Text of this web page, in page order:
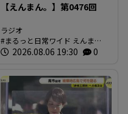
【えんまん。】第0476回
ラジオ
まるっと日常ワイド えんま
ん。 放送内容
2026.08.06 19:30 0